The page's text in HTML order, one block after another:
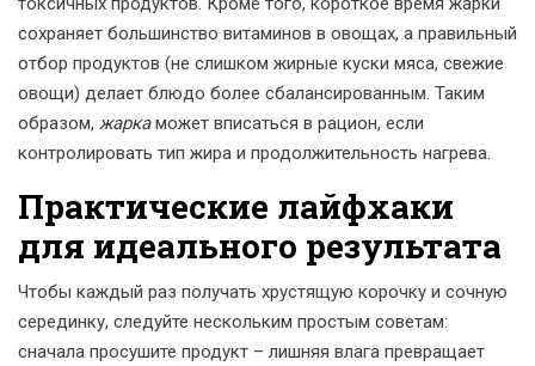
сохраняет большинство витаминов в овощах, а правильный
отбор продуктов (не слишком жирные куски мяса, свежие
овощи) делает блюдо более сбалансированным. Таким
образом, жаркаможет вписаться в рацион, если
контролировать тип жира и продолжительность нагрева.
Практические лайфхаки
для идеального результата
Чтобы каждый раз получать хрустящую корочку и сочную
серединку, следуйте нескольким простым советам:
сначала просушите продукт – лишняя влага превращает